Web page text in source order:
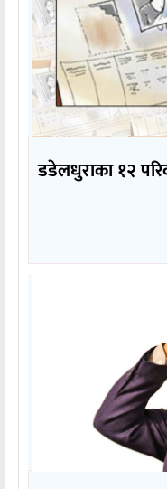
डडेलधुराका १२